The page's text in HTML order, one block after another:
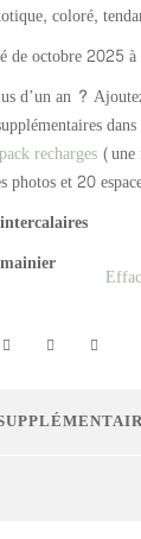
coloré,
de octobre 2025
d’un an ?
pack recharges (une
photos et 20